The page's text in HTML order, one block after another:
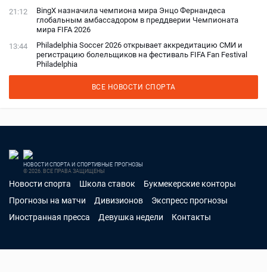
21:12
BingX назначила чемпиона мира Энцо Фернандеса
глобальным амбассадором в преддверии Чемпионата
мира FIFA 2026
13:44
Philadelphia Soccer 2026 открывает аккредитацию СМИ и
регистрацию болельщиков на фестиваль FIFA Fan Festival
Philadelphia
ВСЕ НОВОСТИ СПОРТА
НОВОСТИ СПОРТА И СПОРТИВНЫЕ ПРОГНОЗЫ
© 2026. ВСЕ ПРАВА ЗАЩИЩЕНЫ
Новости спорта Школа ставок
Букмекерские конторы
Прогнозы на матчи
Дивизионов
Экспресс прогнозы
Иностранная пресса
Девушка недели Контакты